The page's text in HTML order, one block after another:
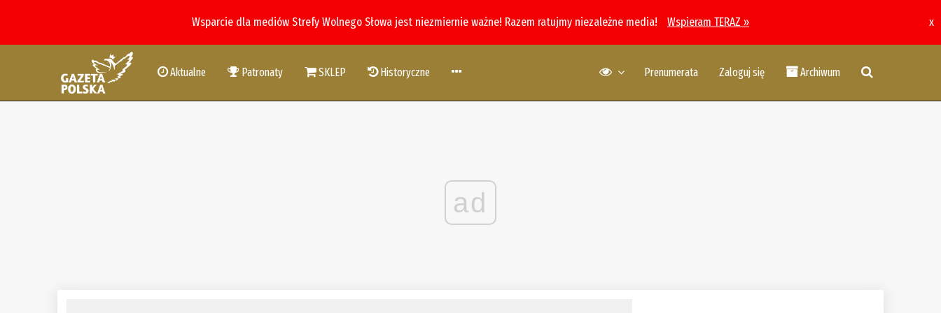
Wsparcie dla mediów Strefy Wolnego Słowa jest niezmiernie ważne! Razem ratujmy niezależne media! Wspieram TERAZ » x
Aktualne Patronaty SKLEP Historyczne Prenumerata Zaloguj się Archiwum
ad